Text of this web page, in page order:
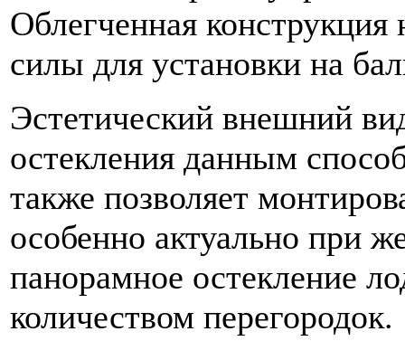
Облегченная
силы для установки на
Эстетический внешний
остекления данным
также позволяет
особенно актуально при
панорамное остекление
количеством перегородок.